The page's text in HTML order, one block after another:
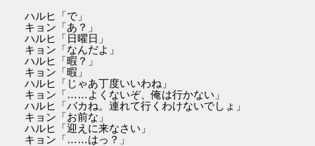
ハルヒ「で」
キョン「あ？」
ハルヒ「日曜日」
キョン「なんだよ」
ハルヒ「暇？」
キョン「暇」
ハルヒ「じゃあ丁度いいわね」
キョン「……よくないぞ、俺は行かない」
ハルヒ「バカね。連れて行くわけないでしょ」
キョン「お前な」
ハルヒ「迎えに来なさい」
キョン「……はっ？」